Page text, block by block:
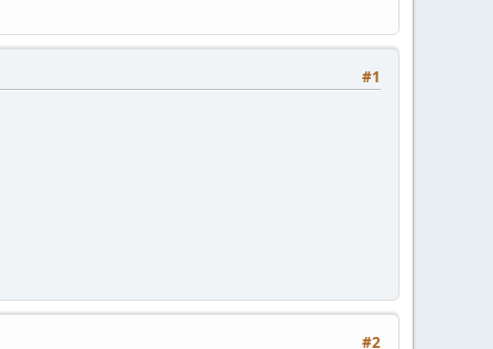
#1
#2